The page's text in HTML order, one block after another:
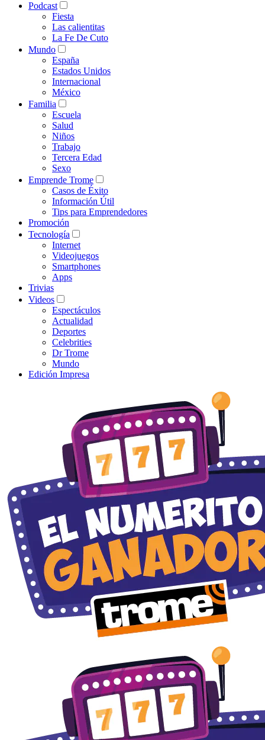
Podcast
Fiesta
Las calientitas
La Fe De Cuto
Mundo
España
Estados Unidos
Internacional
México
Familia
Escuela
Salud
Niños
Trabajo
Tercera Edad
Sexo
Emprende Trome
Casos de Éxito
Información Útil
Tips para Emprendedores
Promoción
Tecnología
Internet
Videojuegos
Smartphones
Apps
Trivias
Videos
Espectáculos
Actualidad
Deportes
Celebrities
Dr Trome
Mundo
Edición Impresa